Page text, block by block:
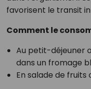
favorisent le transit
Comment le
Au petit-déjeuner
dans un fromage
En salade de fruits